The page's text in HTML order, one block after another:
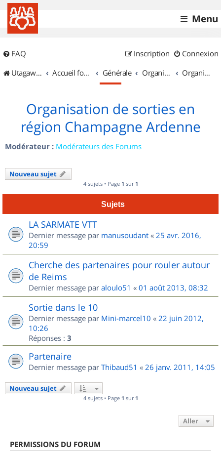
Menu
FAQ Connexion
Inscription
UtagawaVTT (Randos VTT et VTTAE avec traces GPS)
Accueil forum Générale Organisation de sorties & Recherche de partenaires Organisation de sorties en région Champagne Ardenne
Organisation de sorties en
région Champagne Ardenne
Modérateur : Modérateurs des Forums
Nouveau sujet
4 sujets • Page 1 sur 1
Sujets
LA SARMATE VTT
Dernier message par manusoudant « 25 avr. 2016,
20:59
Cherche des partenaires pour rouler autour
de Reims
Dernier message par aloulo51 « 01 août 2013, 08:32
Sortie dans le 10
Dernier message par Mini-marcel10 « 22 juin 2012,
10:26
Réponses : 3
Partenaire
Dernier message par Thibaud51 « 26 janv. 2011, 14:05
Nouveau sujet
4 sujets • Page 1 sur 1
Aller
PERMISSIONS DU FORUM